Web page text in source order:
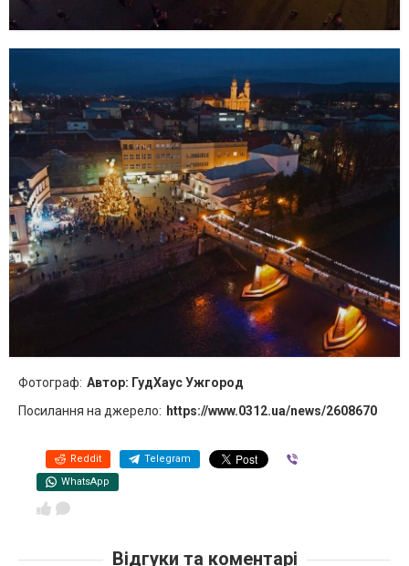
Фотограф: Автор: ГудХаус Ужгород
Посилання на джерело: https://www.0312.ua/news/2608670
Reddit Telegram
WhatsApp
Відгуки та коментарі